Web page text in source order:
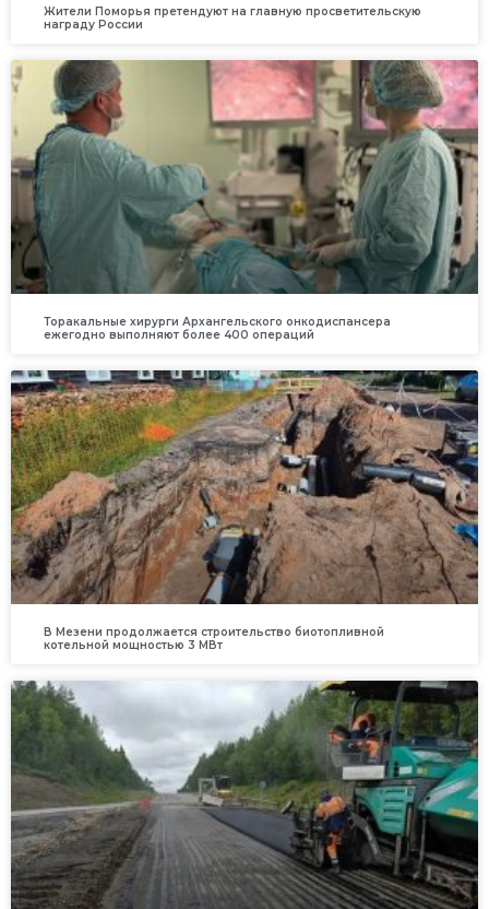
Жители Поморья претендуют на главную просветительскую
награду России
Торакальные хирурги Архангельского онкодиспансера
ежегодно выполняют более 400 операций
В Мезени продолжается строительство биотопливной
котельной мощностью 3 МВт